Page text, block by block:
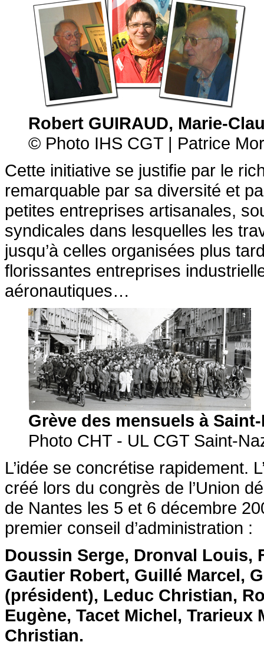
Robert GUIRAUD, Marie-
© Photo IHS CGT | Patrice
Cette initiative se justifie par le
remarquable par sa diversité et
petites entreprises artisanales,
syndicales dans lesquelles les
jusqu’à celles organisées plus
florissantes entreprises
aéronautiques…
Grève des mensuels à
Photo CHT - UL CGT Saint-
L’idée se concrétise rapidement.
créé lors du congrès de l’Union
de Nantes les 5 et 6 décembre
premier conseil d’administration :
Doussin Serge, Dronval Louis,
Gautier Robert, Guillé Marcel,
(président), Leduc Christian,
Eugène, Tacet Michel,
Christian.